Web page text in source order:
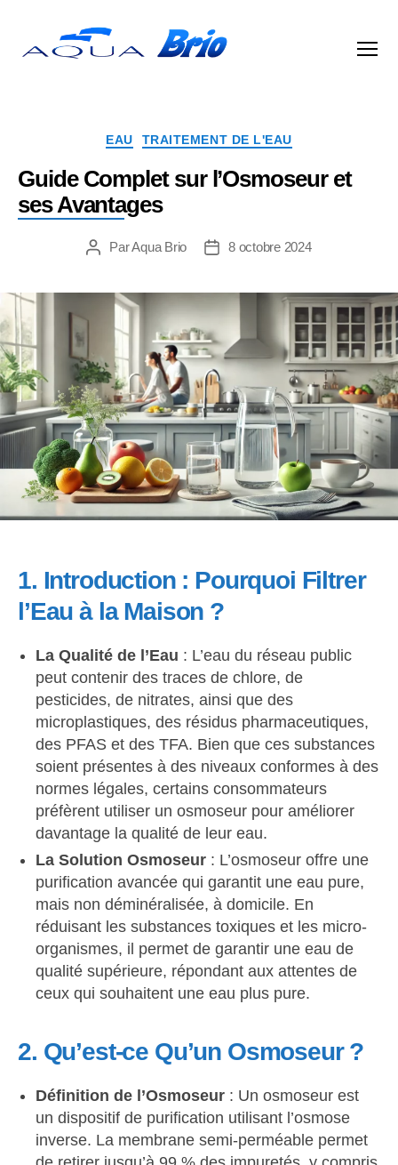
Catégories
EAU TRAITEMENT DE L'EAU
Guide Complet sur l’Osmoseur et
ses Avantages
Auteur
ParAqua Brio
Date8 octobre 2024
1. Introduction : Pourquoi Filtrer
l’Eau à la Maison ?
La Qualité de l’Eau : L’eau du réseau public
peut contenir des traces de chlore, de
pesticides, de nitrates, ainsi que des
microplastiques, des résidus pharmaceutiques,
des PFAS et des TFA. Bien que ces substances
soient présentes à des niveaux conformes à des
normes légales, certains consommateurs
préfèrent utiliser un osmoseur pour améliorer
davantage la qualité de leur eau.
La Solution Osmoseur : L’osmoseur offre une
purification avancée qui garantit une eau pure,
mais non déminéralisée, à domicile. En
réduisant les substances toxiques et les micro-
organismes, il permet de garantir une eau de
qualité supérieure, répondant aux attentes de
ceux qui souhaitent une eau plus pure.
2. Qu’est-ce Qu’un Osmoseur ?
Définition de l’Osmoseur : Un osmoseur est
un dispositif de purification utilisant l’osmose
inverse. La membrane semi-perméable permet